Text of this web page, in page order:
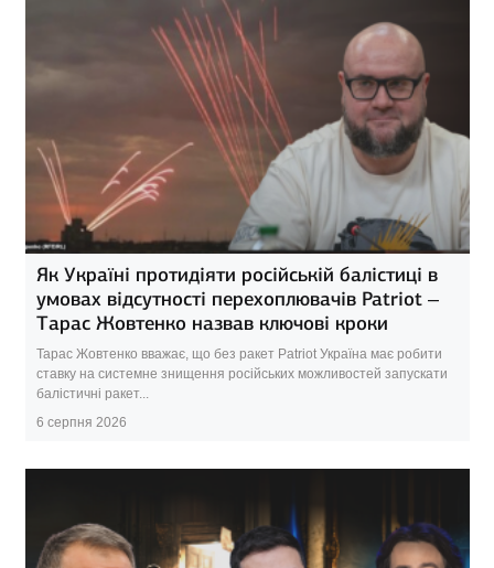
Як Україні протидіяти російській балістиці в
умовах відсутності перехоплювачів Patriot –
Тарас Жовтенко назвав ключові кроки
Тарас Жовтенко вважає, що без ракет Patriot Україна має робити
ставку на системне знищення російських можливостей запускати
балістичні ракет...
6 серпня 2026